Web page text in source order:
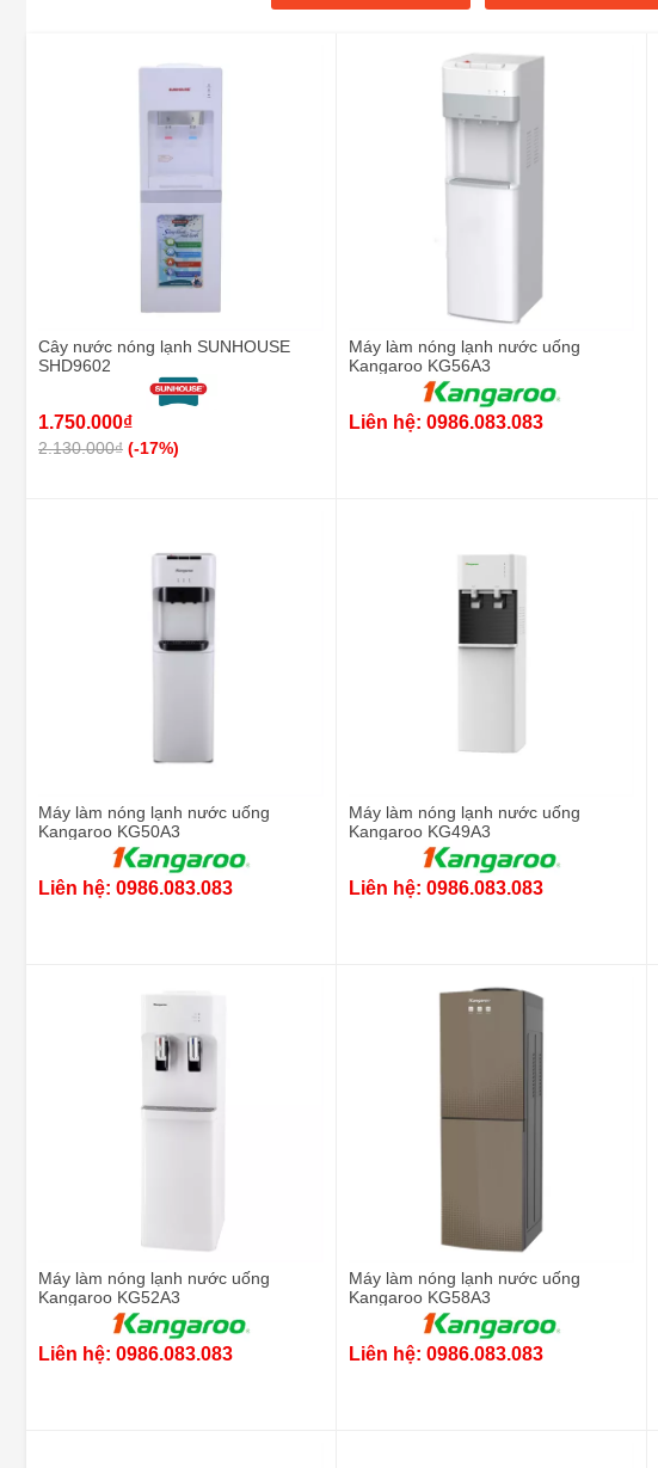
Cây nước nóng lạnh SUNHOUSE
SHD9602
1.750.000₫
2.130.000₫ (-17%)
Máy làm nóng lạnh nước uống
Kangaroo KG56A3
Liên hệ: 0986.083.083
Máy làm nóng lạnh nước uống
Kangaroo KG50A3
Liên hệ: 0986.083.083
Máy làm nóng lạnh nước uống
Kangaroo KG49A3
Liên hệ: 0986.083.083
Máy làm nóng lạnh nước uống
Kangaroo KG52A3
Liên hệ: 0986.083.083
Máy làm nóng lạnh nước uống
Kangaroo KG58A3
Liên hệ: 0986.083.083